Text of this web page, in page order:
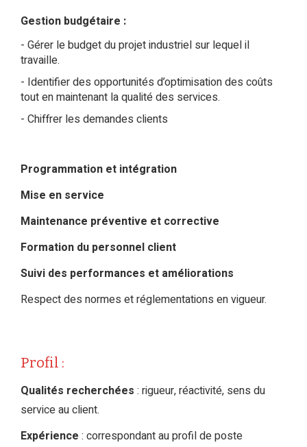
Gestion budgétaire :
Gérer le budget du projet industriel sur lequel il
travaille.
Identifier des opportunités d’optimisation des coûts
tout en maintenant la qualité des services.
Chiffrer les demandes clients
Programmation et intégration
Mise en service
Maintenance préventive et corrective
Formation du personnel client
Suivi des performances et améliorations
Respect des normes et réglementations en vigueur.
Profil :
Qualités recherchées : rigueur, réactivité, sens du
service au client.
Expérience : correspondant au profil de poste